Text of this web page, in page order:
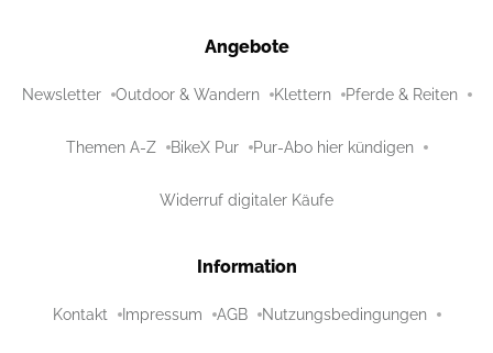
Angebote
Newsletter Outdoor & Wandern Klettern Pferde & Reiten
Themen A-Z BikeX Pur Pur-Abo hier kündigen
Widerruf digitaler Käufe
Information
Kontakt Impressum AGB Nutzungsbedingungen